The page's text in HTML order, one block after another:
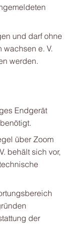
und darf ohne
e. V.
werden.
Endgerät
über Zoom
behält sich vor,
der